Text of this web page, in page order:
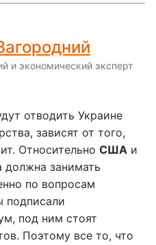
и экономический эксперт
отводить Украине
зависят от того,
Относительно США и
должна занимать
по вопросам
подписали
под ним стоят
Поэтому все то, что